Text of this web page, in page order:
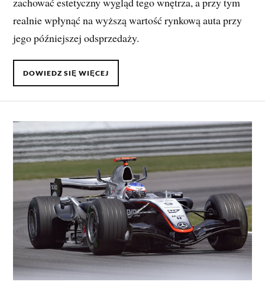
realnie wpłynąć na wyższą wartość rynkową auta przy
jego późniejszej odsprzedaży.
DOWIEDZ SIĘ WIĘCEJ